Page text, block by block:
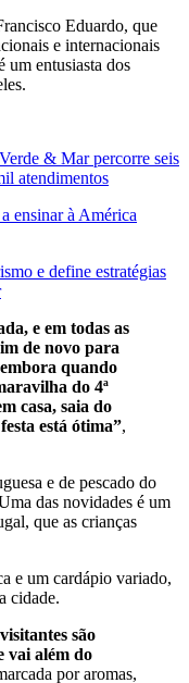
Eduardo, que
e internacionais
um entusiasta dos
& Mar percorre seis
atendimentos
ensinar à América
e define estratégias
e em todas as
de novo para
quando
do 4ª
casa, saia do
está ótima”,
e de pescado do
das novidades é um
que as crianças
e um cardápio variado,
cidade.
são
vai além do
por aromas,